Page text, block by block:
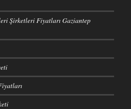
Şirketleri Fiyatları Gaziantep